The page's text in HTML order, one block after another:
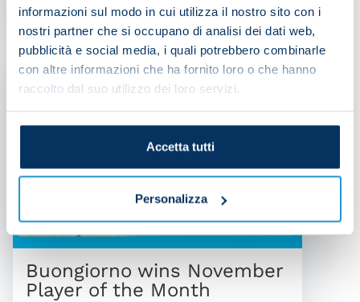
informazioni sul modo in cui utilizza il nostro sito con i
nostri partner che si occupano di analisi dei dati web,
pubblicità e social media, i quali potrebbero combinarle
con altre informazioni che ha fornito loro o che hanno
raccolto dal suo utilizzo dei loro servizi.
Accetta tutti
Personalizza
NEWS | 29/04/2025
Buongiorno wins November
Player of the Month